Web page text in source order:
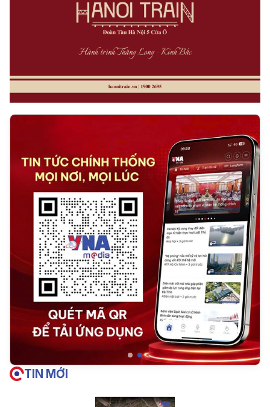
TIN MỚI